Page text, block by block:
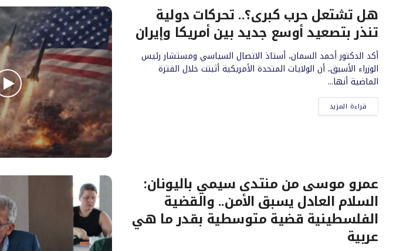
هل تشتعل حرب كبرى؟.. تحركات دولية
تنذر بتصعيد أوسع جديد بين أمريكا وإيران
أكد الدكتور أحمد السمان، أستاذ الاتصال السياسي ومستشار رئيس
الوزراء الأسبق، أن الولايات المتحدة الأمريكية أثبتت خلال الفترة
الماضية أنها...
قراءة المزيد
عمرو موسى من منتدى سيمي باليونان:
السلام العادل يسبق الأمن.. والقضية
الفلسطينية قضية متوسطية بقدر ما هي
عربية